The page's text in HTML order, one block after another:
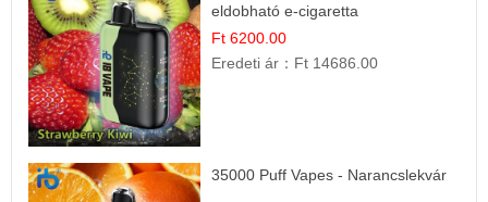
eldobható e-cigaretta
Ft 6200.00
Eredeti ár： Ft 14686.00
35000 Puff Vapes - Narancslekvár